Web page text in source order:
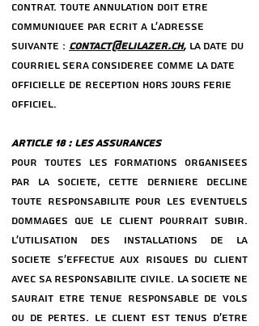
CONTRAT. TOUTE ANNULATION DOIT eTRE
COMMUNIQUeE PAR eCRIT a L’ADRESSE
SUIVANTE : CONTACT@ELILAZER.CH, LA DATE DU
COURRIEL SERA CONSIDeReE COMME LA DATE
OFFICIELLE DE ReCEPTION hors jours ferie
officiel.
ARTICLE 18 : LES ASSURANCES
POUR TOUTES LES FORMATIONS ORGANISeES
PAR LA SOCIeTe, CETTE DERNIeRE DeCLINE
TOUTE RESPONSABILITe POUR LES eVENTUELS
DOMMAGES QUE LE CLIENT POURRAIT SUBIR.
L’UTILISATION DES INSTALLATIONS DE LA
SOCIeTe S’EFFECTUE AUX RISQUES DU CLIENT
AVEC SA RESPONSABILITe CIVILE. LA SOCIeTe NE
SAURAIT eTRE TENUE RESPONSABLE DE VOLS
OU DE PERTES. LE CLIENT EST TENUS D’eTRE